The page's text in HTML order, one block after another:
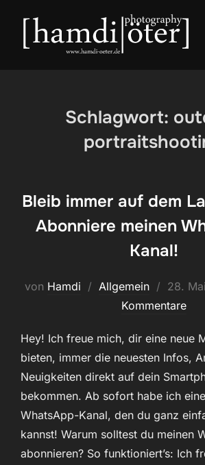
springen
Schlagwort:
Bleib immer auf dem
Abonniere meinen
Kanal!
von Hamdi Allgemein
am
28.
Kommentare
Hey! Ich freue mich, dir eine neue
bieten, immer die neuesten Infos,
Neuigkeiten direkt auf dein
bekommen. Ab sofort habe ich
WhatsApp-Kanal, den du ganz
kannst! Warum solltest du meinen
abonnieren? So funktioniert’s: Ich